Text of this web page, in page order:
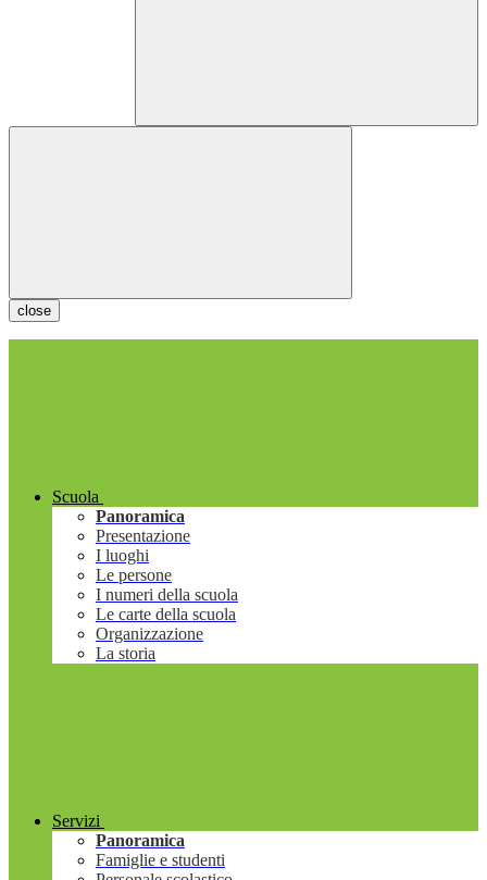
close
Scuola
Panoramica
Presentazione
I luoghi
Le persone
I numeri della scuola
Le carte della scuola
Organizzazione
La storia
Servizi
Panoramica
Famiglie e studenti